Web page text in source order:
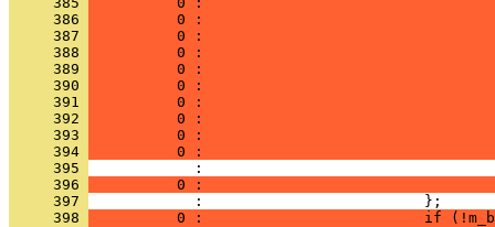
     386
0 :
     387
0 :
     388
0 :
     389
0 :
     390
0 :
     391
0 :
     392
0 :
     393
0 :
     394
0 :
     395
     396
0 :
     397
     398
0 :                         if